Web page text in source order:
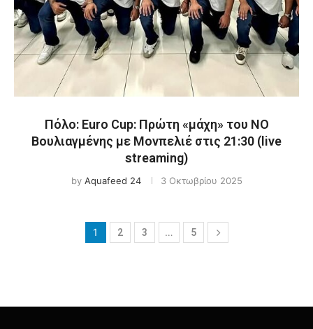
Πόλο: Euro Cup: Πρώτη «μάχη» του ΝΟ
Βουλιαγμένης με Μονπελιέ στις 21:30 (live
streaming)
by Aquafeed 24 3 Οκτωβρίου 2025
1 2 3 … 5